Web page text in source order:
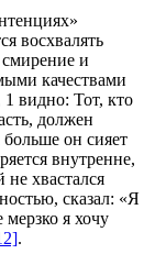
восхвалять
смирение и
качествами
видно: Тот, кто
должен
больше он сияет
внутренне,
не хвастался
сказал: «Я
мерзко я хочу
.